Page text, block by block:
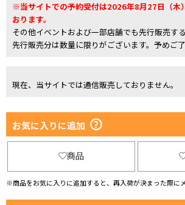
※当サイトでの予約受付は2026年8月27日（木
おります。
その他イベントおよび一部店舗でも先行販売す
先行販売分は数量に限りがございます。予めご了
現在、当サイトでは通信販売しておりません。
お気に入りに追加
商品
※商品をお気に入りに追加すると、再入荷が決まった際に